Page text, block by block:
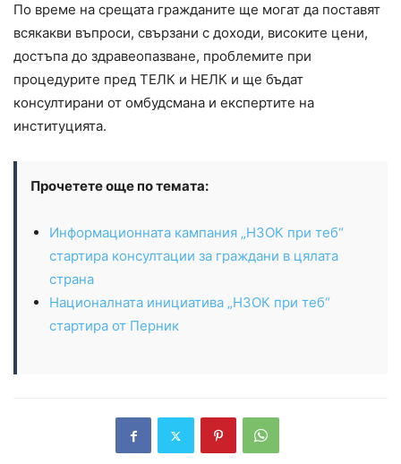
По време на срещата гражданите ще могат да поставят
всякакви въпроси, свързани с доходи, високите цени,
достъпа до здравеопазване, проблемите при
процедурите пред ТЕЛК и НЕЛК и ще бъдат
консултирани от омбудсмана и експертите на
институцията.
Прочетете още по темата:
Информационната кампания „НЗОК при теб“
стартира консултации за граждани в цялата
страна
Националната инициатива „НЗОК при теб“
стартира от Перник